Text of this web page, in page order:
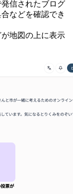
発信されたブログ
などを確認でき
が地図の上に表示